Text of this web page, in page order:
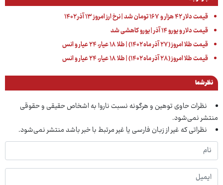
قیمت دلار ۴۲ هزار و ۱۶۷ تومان شد | نرخ ارز امروز ۱۳ آذر ۱۴۰۲
قیمت دلار و یورو ۱۴ آذر | یورو کاهشی شد
قیمت طلا امروز (۲۷ آذر ماه ۱۴۰۲) | طلا ۱۸ عیار، ۲۴ عیار و انس
قیمت طلا امروز (۲۸ آذر ماه ۱۴۰۲) | طلا ۱۸ عیار، ۲۴ عیار و انس
نظر شما
نظرات حاوی توهین و هرگونه نسبت ناروا به اشخاص حقیقی و حقوقی
منتشر نمی‌شود.
نظراتی که غیر از زبان فارسی یا غیر مرتبط با خبر باشد منتشر نمی‌شود.